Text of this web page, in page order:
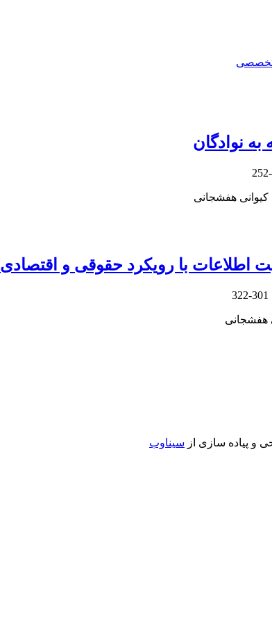
تخصصی
نوادگان
هفشجانی
اطلاعات با رویکرد حقوقی و اقتصادی
301-322
هفشجانی
و پیاده سازی از سیناوب